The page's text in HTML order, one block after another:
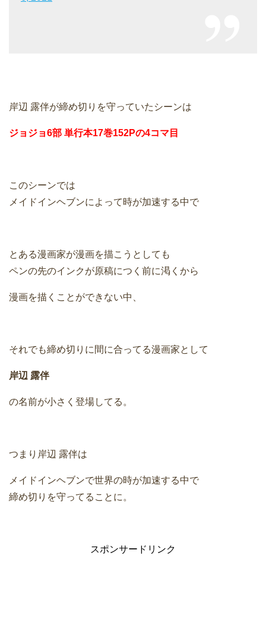
岸辺 露伴が締め切りを守っていたシーンは
ジョジョ6部 単行本17巻152Pの4コマ目
このシーンでは
メイドインヘブンによって時が加速する中で
とある漫画家が漫画を描こうとしても
ペンの先のインクが原稿につく前に渇くから
漫画を描くことができない中、
それでも締め切りに間に合ってる漫画家として
岸辺 露伴
の名前が小さく登場してる。
つまり岸辺 露伴は
メイドインヘブンで世界の時が加速する中で
締め切りを守ってることに。
スポンサードリンク